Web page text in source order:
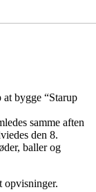
bygge “Starup
samme aften
den 8.
baller og
opvisninger.